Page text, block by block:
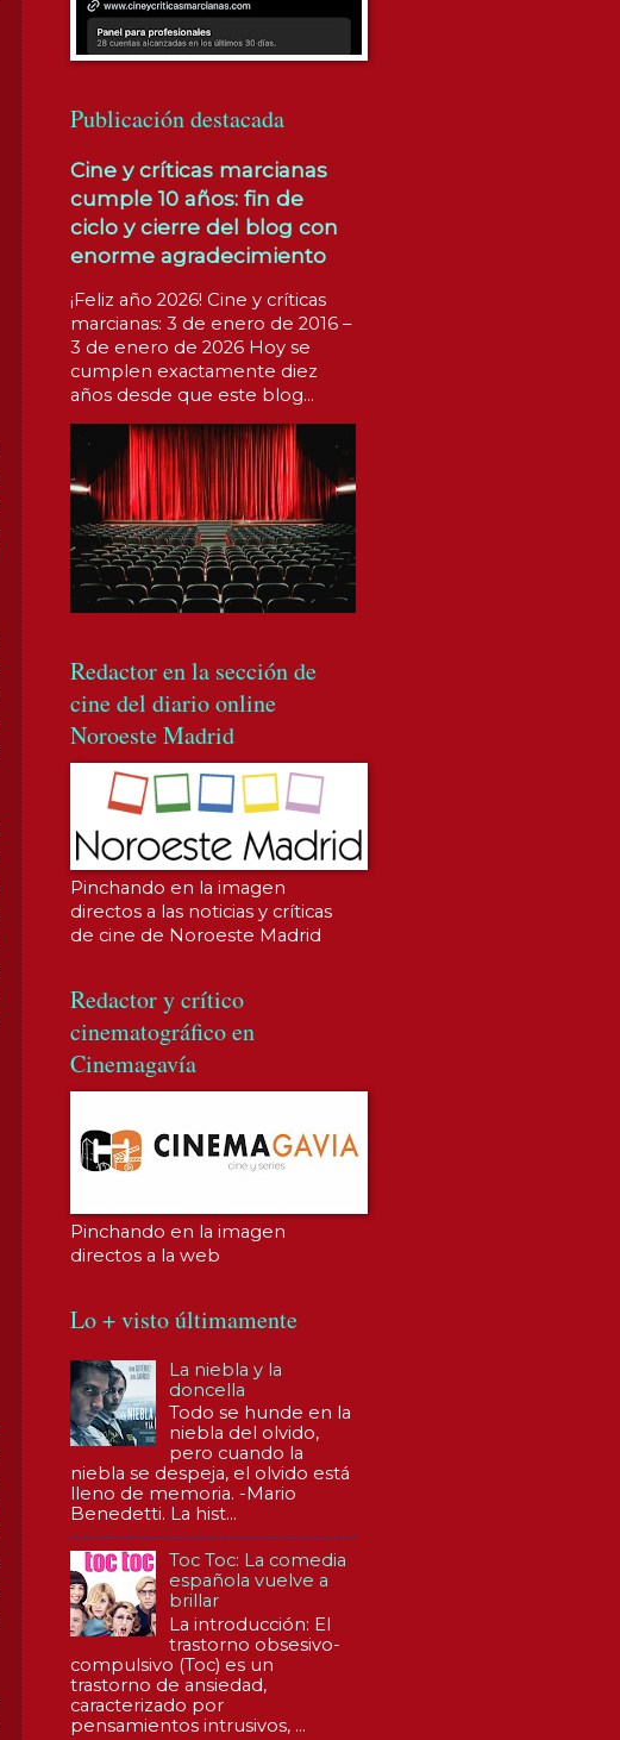
Publicación destacada
Cine y críticas marcianas
cumple 10 años: fin de
ciclo y cierre del blog con
enorme agradecimiento
¡Feliz año 2026! Cine y críticas
marcianas: 3 de enero de 2016 –
3 de enero de 2026 Hoy se
cumplen exactamente diez
años desde que este blog...
Redactor en la sección de
cine del diario online
Noroeste Madrid
Pinchando en la imagen
directos a las noticias y críticas
de cine de Noroeste Madrid
Redactor y crítico
cinematográfico en
Cinemagavía
Pinchando en la imagen
directos a la web
Lo + visto últimamente
La niebla y la
doncella
Todo se hunde en la
niebla del olvido,
pero cuando la
niebla se despeja, el olvido está
lleno de memoria. -Mario
Benedetti. La hist...
Toc Toc: La comedia
española vuelve a
brillar
La introducción: El
trastorno obsesivo-
compulsivo (Toc) es un
trastorno de ansiedad,
caracterizado por
pensamientos intrusivos, ...